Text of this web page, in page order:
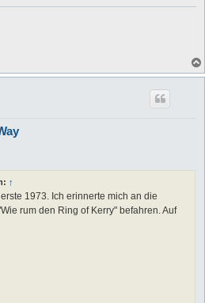
↑
1973. Ich erinnerte mich an die
rum den Ring of Kerry" befahren. Auf